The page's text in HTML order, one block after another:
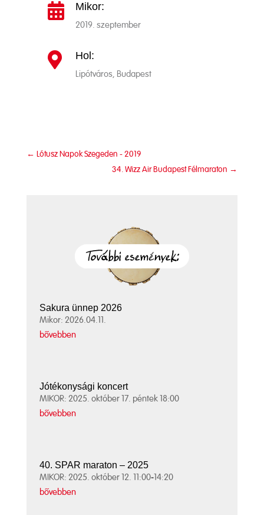
 Mikor:
2019. szeptember
 Hol:
Lipótváros, Budapest
← Lótusz Napok Szegeden - 2019
34. Wizz Air Budapest Félmaraton →
Sakura ünnep 2026
Mikor: 2026.04.11.
bővebben
Jótékonysági koncert
MIKOR: 2025. október 17. péntek 18:00
bővebben
40. SPAR maraton – 2025
MIKOR: 2025. október 12. 11:00-14:20
bővebben